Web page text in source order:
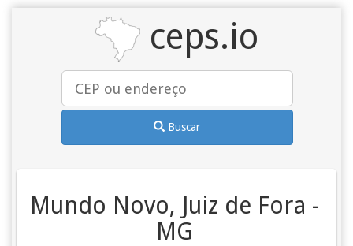
ceps.io
Buscar
Mundo Novo, Juiz de Fora -
MG